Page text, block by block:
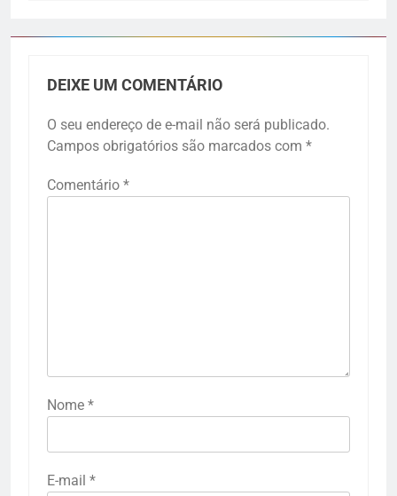
DEIXE UM COMENTÁRIO
O seu endereço de e-mail não será publicado.
Campos obrigatórios são marcados com *
Comentário *
Nome *
E-mail *